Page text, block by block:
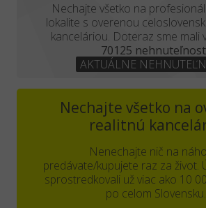
Nechajte všetko na
lokalite s overenou
kanceláriou. Doteraz sme mali
70125
AKTUÁLNE
Nechajte všetko na
realitnú
Nenechajte nič na
predávate/kupujete raz za život.
sprostredkovali už viac ako 10
po celom Slovensku.